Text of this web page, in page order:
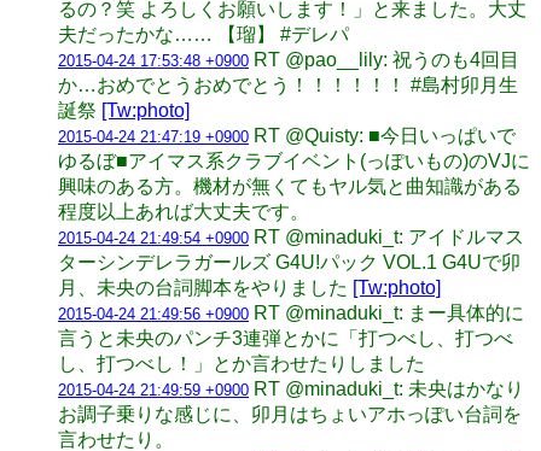
るの？笑 よろしくお願いします！」と来ました。大丈
夫だったかな…… 【瑠】 #デレパ
2015-04-24 17:53:48 +0900 RT @pao__lily: 祝うのも4回目
か…おめでとうおめでとう！！！！！！ #島村卯月生
誕祭 [Tw:photo]
2015-04-24 21:47:19 +0900 RT @Quisty: ■今日いっぱいで
ゆるぼ■アイマス系クラブイベント(っぽいもの)のVJに
興味のある方。機材が無くてもヤル気と曲知識がある
程度以上あれば大丈夫です。
2015-04-24 21:49:54 +0900 RT @minaduki_t: アイドルマス
ターシンデレラガールズ G4U!パック VOL.1 G4Uで卯
月、未央の台詞脚本をやりました [Tw:photo]
2015-04-24 21:49:56 +0900 RT @minaduki_t: まー具体的に
言うと未央のパンチ3連弾とかに「打つべし、打つべ
し、打つべし！」とか言わせたりしました
2015-04-24 21:49:59 +0900 RT @minaduki_t: 未央はかなり
お調子乗りな感じに、卯月はちょいアホっぽい台詞を
言わせたり。